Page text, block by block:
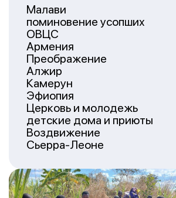
Малави
поминовение усопших
ОВЦС
Армения
Преображение
Алжир
Камерун
Эфиопия
Церковь и молодежь
детские дома и приюты
Воздвижение
Сьерра-Леоне